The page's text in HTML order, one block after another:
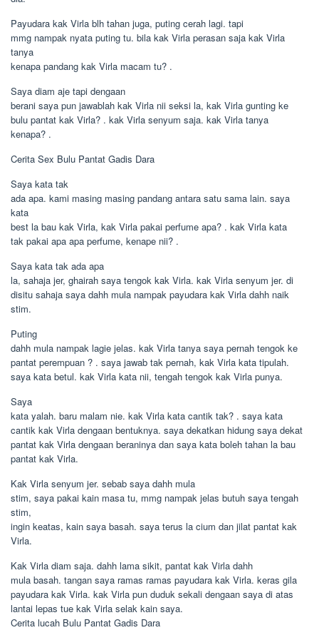
Payudara kak Virla blh tahan juga, puting cerah lagi. tapi
mmg nampak nyata puting tu. bila kak Virla perasan saja kak Virla
tanya
kenapa pandang kak Virla macam tu? .
Saya diam aje tapi dengaan
berani saya pun jawablah kak Virla nii seksi la, kak Virla gunting ke
bulu pantat kak Virla? . kak Virla senyum saja. kak Virla tanya
kenapa? .
Cerita Sex Bulu Pantat Gadis Dara
Saya kata tak
ada apa. kami masing masing pandang antara satu sama lain. saya
kata
best la bau kak Virla, kak Virla pakai perfume apa? . kak Virla kata
tak pakai apa apa perfume, kenape nii? .
Saya kata tak ada apa
la, sahaja jer, ghairah saya tengok kak Virla. kak Virla senyum jer. di
disitu sahaja saya dahh mula nampak payudara kak Virla dahh naik
stim.
Puting
dahh mula nampak lagie jelas. kak Virla tanya saya pernah tengok ke
pantat perempuan ? . saya jawab tak pernah, kak Virla kata tipulah.
saya kata betul. kak Virla kata nii, tengah tengok kak Virla punya.
Saya
kata yalah. baru malam nie. kak Virla kata cantik tak? . saya kata
cantik kak Virla dengaan bentuknya. saya dekatkan hidung saya dekat
pantat kak Virla dengaan beraninya dan saya kata boleh tahan la bau
pantat kak Virla.
Kak Virla senyum jer. sebab saya dahh mula
stim, saya pakai kain masa tu, mmg nampak jelas butuh saya tengah
stim,
ingin keatas, kain saya basah. saya terus la cium dan jilat pantat kak
Virla.
Kak Virla diam saja. dahh lama sikit, pantat kak Virla dahh
mula basah. tangan saya ramas ramas payudara kak Virla. keras gila
payudara kak Virla. kak Virla pun duduk sekali dengaan saya di atas
lantai lepas tue kak Virla selak kain saya.
Cerita lucah Bulu Pantat Gadis Dara